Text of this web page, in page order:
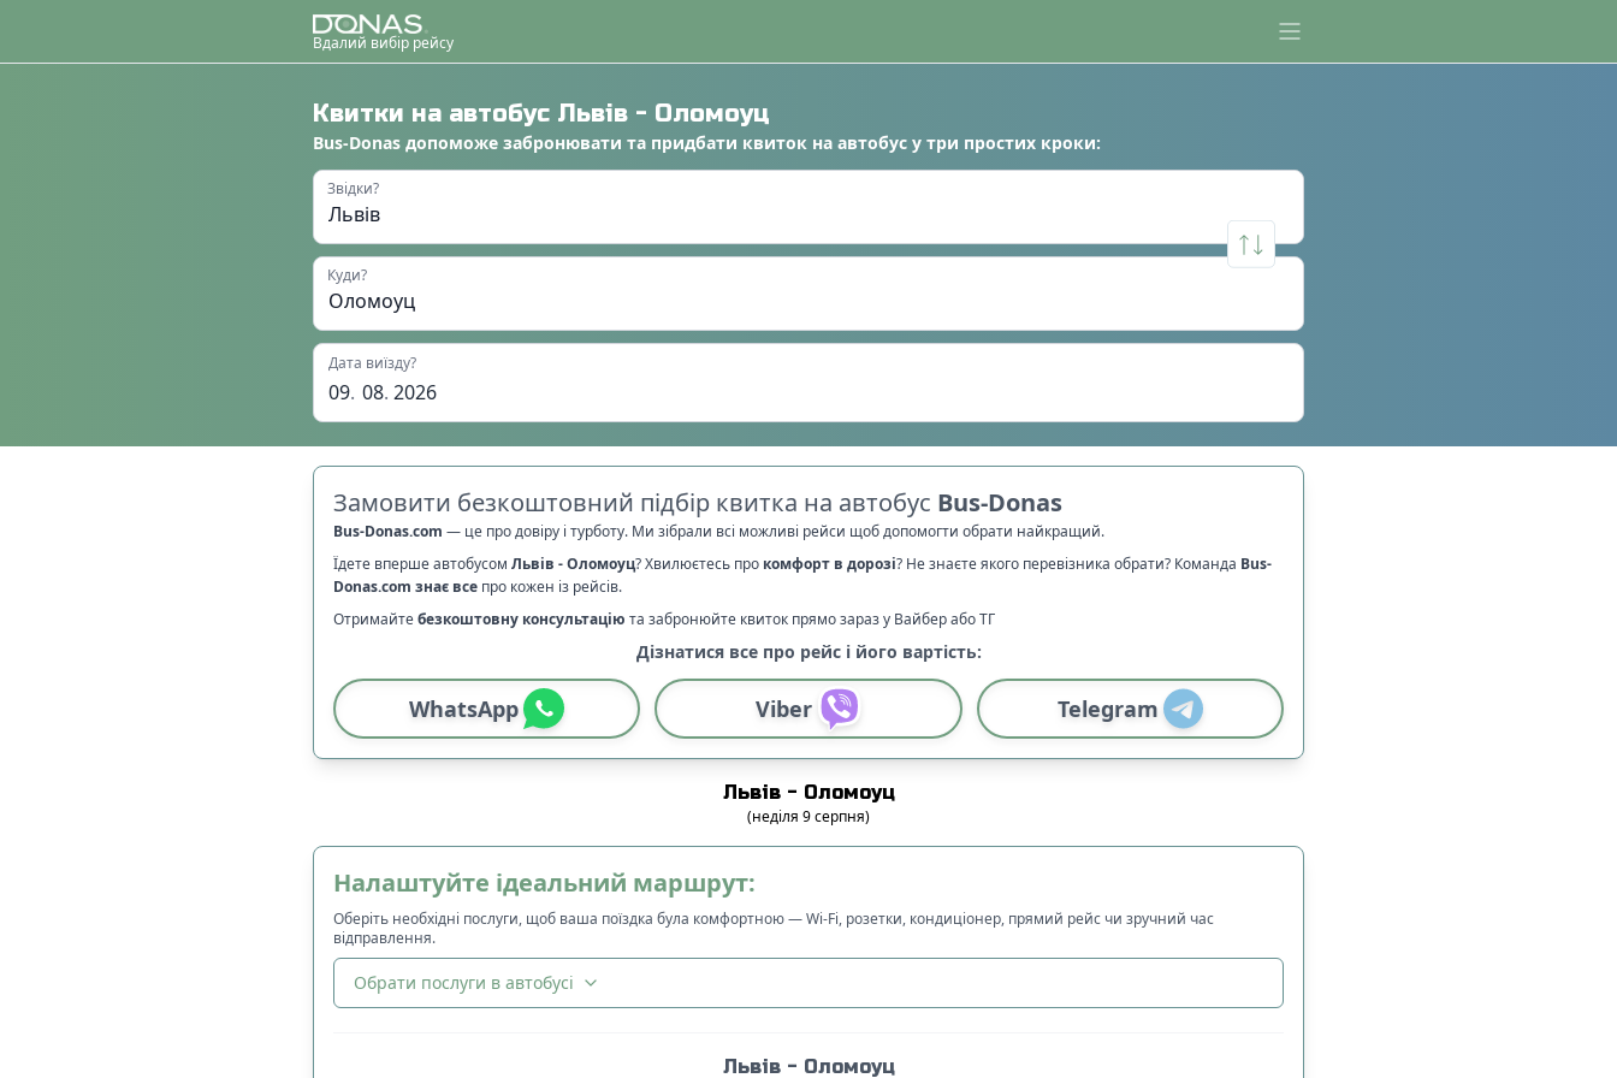
Вдалий вибір рейсу
Квитки на автобус Львів - Оломоуц
Bus-Donas допоможе забронювати та придбати квиток на автобус у три простих кроки:
Звідки?
Куди?
Дата виїзду?
09. 08. 2026
Замовити безкоштовний підбір квитка на автобус Bus-Donas
Bus-Donas.com — це про довіру і турботу. Ми зібрали всі можливі рейси щоб допомогти обрати найкращий.
Їдете вперше автобусом Львів -Оломоуц? Хвилюєтесь про комфорт в дорозі? Не знаєте якого перевізника обрати? Команда Bus-
Donas.com знає все про кожен із рейсів.
Отримайтебезкоштовну консультацію та забронюйте квиток прямо зараз у Вайбер або ТГ
Дізнатися все про рейс і його вартість:
WhatsApp Viber Telegram
Львів - Оломоуц
(неділя 9серпня)
Налаштуйте ідеальний маршрут:
Оберіть необхідні послуги, щоб ваша поїздка була комфортною — Wi-Fi, розетки, кондиціонер, прямий рейс чи зручний час
відправлення.
Обрати послуги в автобусі
Львів - Оломоуц